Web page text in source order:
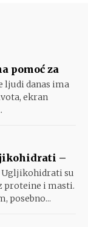
pomoć za
ljudi danas ima
ekran
–
Ugljikohidrati su
proteine i masti.
posebno...